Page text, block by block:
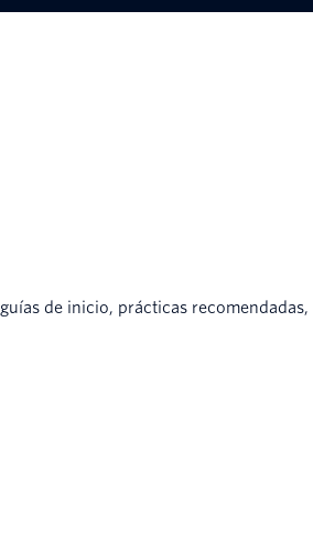
de inicio, prácticas recomendadas,